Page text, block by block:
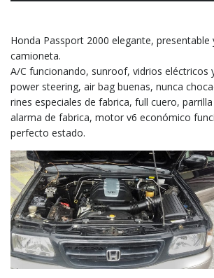
Honda Passport 2000 elegante, presentable
camioneta.
A/C funcionando, sunroof, vidrios eléctricos
power steering, air bag buenas, nunca
rines especiales de fabrica, full cuero,
alarma de fabrica, motor v6 económico
perfecto estado.